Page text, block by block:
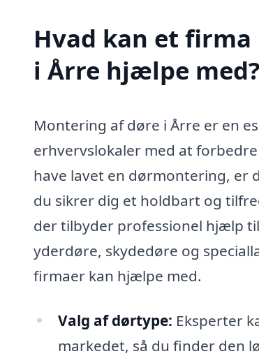
Hvad kan et
i Årre hjælpe med?
Montering af døre i Årre er en
erhvervslokaler med at
have lavet en dørmontering, er
du sikrer dig et holdbart og
der tilbyder professionel hjælp
yderdøre, skydedøre og
firmaer kan hjælpe med.
Valg af dørtype: Eksperter
markedet, så du finder den